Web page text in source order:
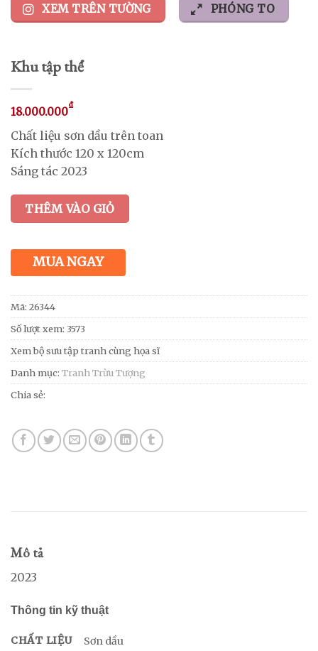
XEM TRÊN TƯỜNG PHÓNG TO
Khu tập thể
18.000.000₫
Chất liệu sơn dầu trên toan
Kích thước 120 x 120cm
Sáng tác 2023
THÊM VÀO GIỎ
MUA NGAY
Mã: 26344
Số lượt xem: 3573
Xem bộ sưu tập tranh cùng họa sĩ
Danh mục: Tranh Trừu Tượng
Chia sẻ:
Mô tả
2023
Thông tin kỹ thuật
CHẤT LIỆU Sơn dầu